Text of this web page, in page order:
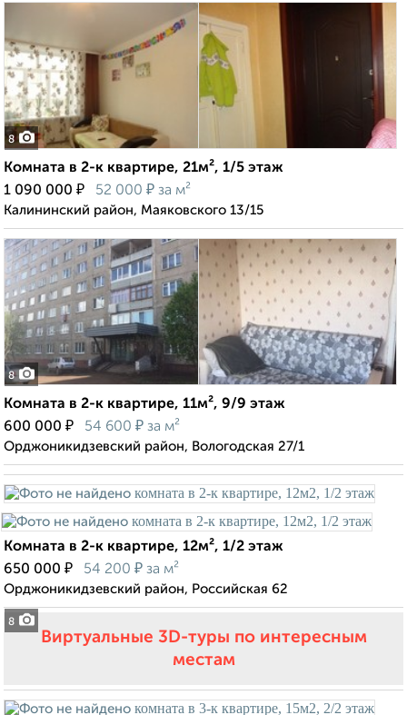
8
Комната в 2-к квартире, 21м², 1/5 этаж
1 090 000 ₽ 52 000 ₽ за м²
Калининский район, Маяковского 13/15
8
Комната в 2-к квартире, 11м², 9/9 этаж
600 000 ₽ 54 600 ₽ за м²
Орджоникидзевский район, Вологодская 27/1
8
Комната в 2-к квартире, 12м², 1/2 этаж
650 000 ₽ 54 200 ₽ за м²
Орджоникидзевский район, Российская 62
Виртуальные 3D-туры по интересным
местам